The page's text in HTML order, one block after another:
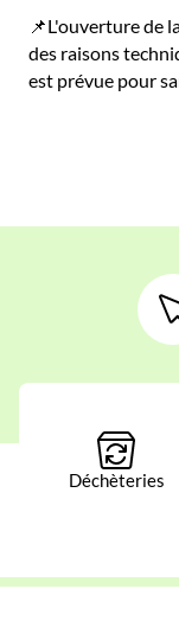
📌L'ouverture de
des raisons
est prévue pour
Déchèteries